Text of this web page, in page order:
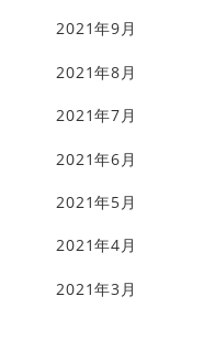
2021年9月
2021年8月
2021年7月
2021年6月
2021年5月
2021年4月
2021年3月